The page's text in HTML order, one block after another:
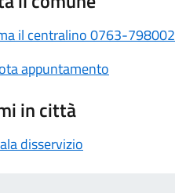
il centralino 0763-798002
appuntamento
in città
disservizio